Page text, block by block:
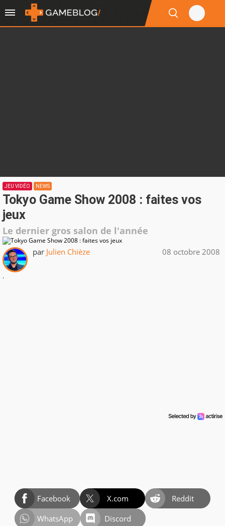
JEU VIDÉO NEWS
Tokyo Game Show 2008 : faites vos
jeux
Le dernier gros salon de l'année
par Julien Chièze 08 octobre 2008
.
Facebook X.com
Reddit
WhatsApp
Discord